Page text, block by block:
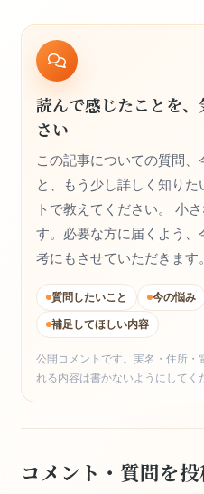
読んで感じたことを
さい
この記事についての質問、
と、もう少し詳しく知り
トで教えてください。 小
す。必要な方に届くよう、
考にもさせていただきます。
質問したいこと 今の悩み
補足してほしい内容
公開コメントです。実名・住所・
れる内容は書かないようにしてく
コメント・質問を